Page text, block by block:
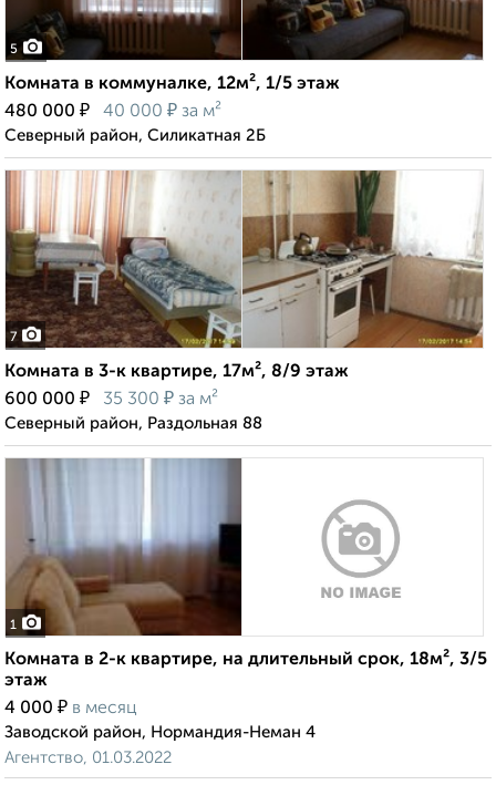
5
Комната в коммуналке, 12м², 1/5 этаж
480 000 ₽ 40 000 ₽ за м²
Северный район, Силикатная 2Б
7
Комната в 3-к квартире, 17м², 8/9 этаж
600 000 ₽ 35 300 ₽ за м²
Северный район, Раздольная 88
1
Комната в 2-к квартире, на длительный срок, 18м², 3/5
этаж
4 000 ₽ в месяц
Заводской район, Нормандия-Неман 4
Агентство, 01.03.2022